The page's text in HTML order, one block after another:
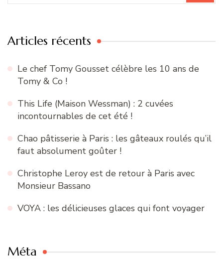
Articles récents
Le chef Tomy Gousset célèbre les 10 ans de
Tomy & Co !
This Life (Maison Wessman) : 2 cuvées
incontournables de cet été !
Chao pâtisserie à Paris : les gâteaux roulés qu’il
faut absolument goûter !
Christophe Leroy est de retour à Paris avec
Monsieur Bassano
VOYA : les délicieuses glaces qui font voyager
Méta